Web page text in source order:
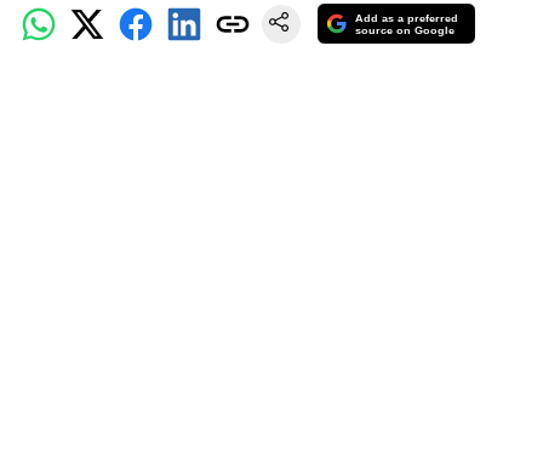
Add as a preferred
source on Google